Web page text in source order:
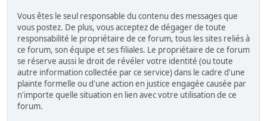
Vous êtes le seul responsable du contenu des messages que
vous postez. De plus, vous acceptez de dégager de toute
responsabilité le propriétaire de ce forum, tous les sites reliés à
ce forum, son équipe et ses filiales. Le propriétaire de ce forum
se réserve aussi le droit de révéler votre identité (ou toute
autre information collectée par ce service) dans le cadre d'une
plainte formelle ou d'une action en justice engagée causée par
n'importe quelle situation en lien avec votre utilisation de ce
forum.